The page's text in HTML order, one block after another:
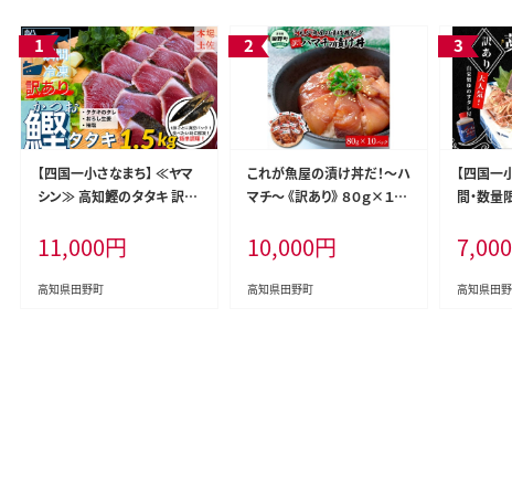
【四国一小さなまち】 ≪ヤマ
シン≫ 高知鰹のタタキ 訳あ
生姜・柚塩付き
11,000円
高知県田野町
これが魚屋の漬け丼だ！～ハ
マチ～ 《訳あり》 ８０ｇ×１０
どんぶり 丼 10パック 海鮮
魚 真空パック 個食 個包装
冷凍 配送 訳あり 規格外 不
10,000円
高知県田野町
【四国一
間・数
タタキ（
7,000
高知県田